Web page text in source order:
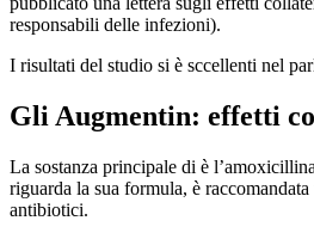
responsabili delle infezioni).
I risultati del studio si è sccellenti nel
Gli Augmentin: effetti
La sostanza principale di è
riguarda la sua formula, è
antibiotici.